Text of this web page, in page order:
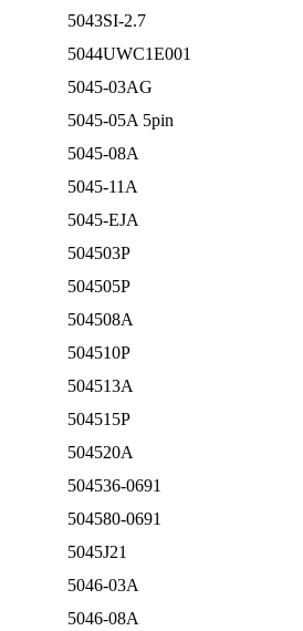
5043SI-2.7
5044UWC1E001
5045-03AG
5045-05A 5pin
5045-08A
5045-11A
5045-EJA
504503P
504505P
504508A
504510P
504513A
504515P
504520A
504536-0691
504580-0691
5045J21
5046-03A
5046-08A